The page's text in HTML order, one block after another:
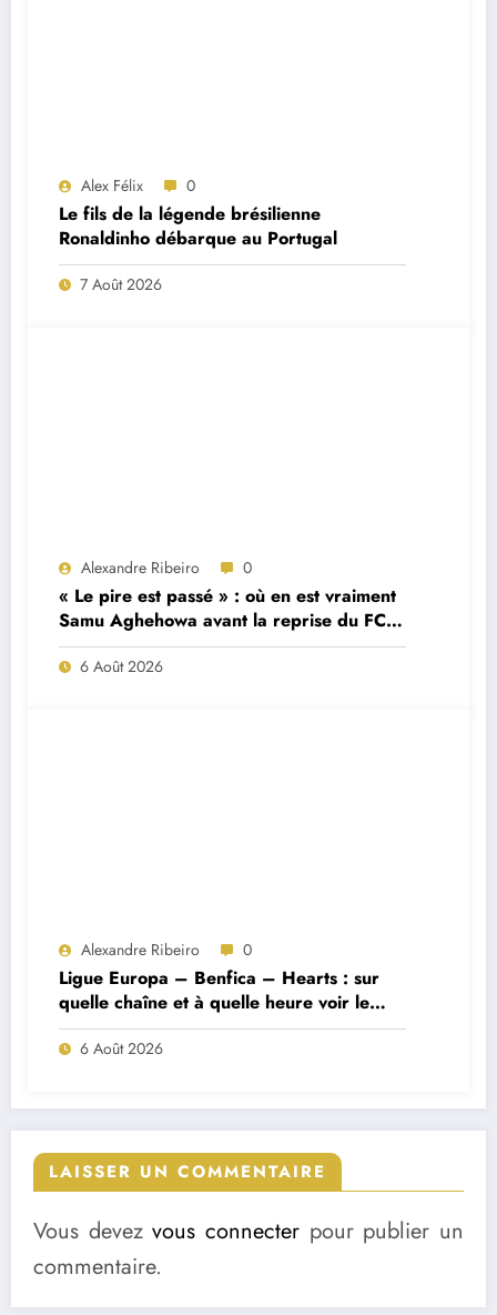
Alex Félix 0
Le fils de la légende brésilienne
Ronaldinho débarque au Portugal
7 Août 2026
Alexandre Ribeiro 0
« Le pire est passé » : où en est vraiment
Samu Aghehowa avant la reprise du FC
Porto ?
6 Août 2026
Alexandre Ribeiro 0
Ligue Europa – Benfica – Hearts : sur
quelle chaîne et à quelle heure voir le
match ?
6 Août 2026
LAISSER UN COMMENTAIRE
Vous devezvous connecter pour publier un
commentaire.